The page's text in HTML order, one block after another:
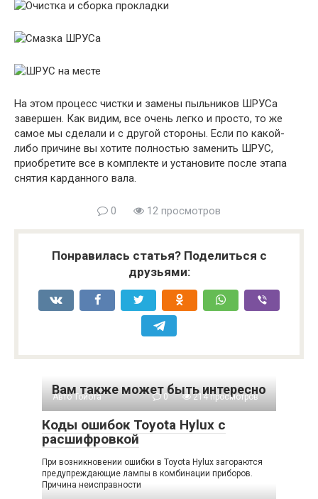
На этом процесс чистки и замены пыльников ШРУСа
завершен. Как видим, все очень легко и просто, то же
самое мы сделали и с другой стороны. Если по какой-
либо причине вы хотите полностью заменить ШРУС,
приобретите все в комплекте и установите после этапа
снятия карданного вала.
0 12 просмотров
Понравилась статья? Поделиться с
друзьями:
Вам также может быть интересно
Авто Тойота 0 214 просмотров
Коды ошибок Toyota Hylux с
расшифровкой
При возникновении ошибки в Toyota Hylux загораются
предупреждающие лампы в комбинации приборов.
Причина неисправности